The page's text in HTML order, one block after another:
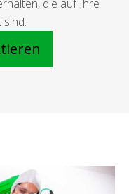
die auf Ihre